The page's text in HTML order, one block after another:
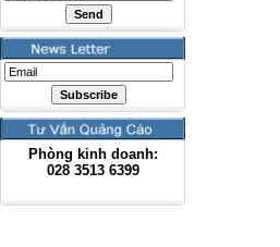
Phòng kinh doanh:
028 3513 6399